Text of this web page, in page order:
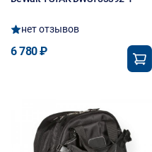
нет отзывов
6 780 ₽